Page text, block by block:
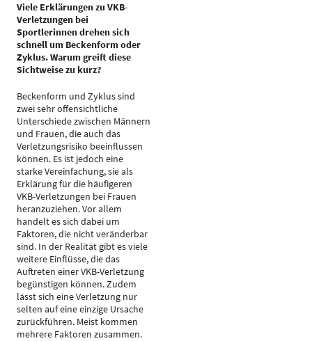
Viele Erklärungen zu VKB-
Verletzungen bei
Sportlerinnen drehen sich
schnell um Beckenform oder
Zyklus. Warum greift diese
Sichtweise zu kurz?
Beckenform und Zyklus sind
zwei sehr offensichtliche
Unterschiede zwischen Männern
und Frauen, die auch das
Verletzungsrisiko beeinflussen
können. Es ist jedoch eine
starke Vereinfachung, sie als
Erklärung für die häufigeren
VKB-Verletzungen bei Frauen
heranzuziehen. Vor allem
handelt es sich dabei um
Faktoren, die nicht veränderbar
sind. In der Realität gibt es viele
weitere Einflüsse, die das
Auftreten einer VKB-Verletzung
begünstigen können. Zudem
lässt sich eine Verletzung nur
selten auf eine einzige Ursache
zurückführen. Meist kommen
mehrere Faktoren zusammen.